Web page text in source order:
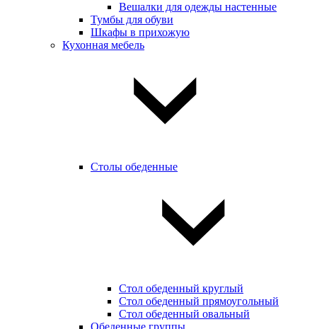
Вешалки для одежды настенные
Тумбы для обуви
Шкафы в прихожую
Кухонная мебель
Столы обеденные
Стол обеденный круглый
Стол обеденный прямоугольный
Стол обеденный овальный
Обеденные группы